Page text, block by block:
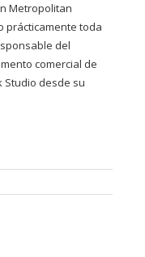
Metropolitan
prácticamente toda
del
comercial de
Studio desde su